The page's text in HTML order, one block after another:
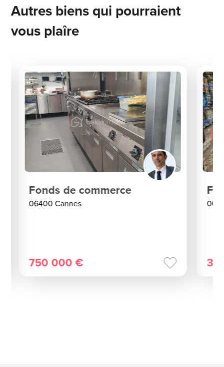
Autres biens qui pourraient
vous plaîre
Fonds de commerce
06400 Cannes
750 000 €